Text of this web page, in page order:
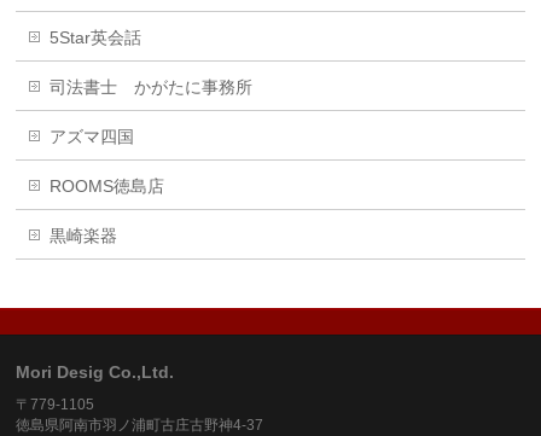
5Star英会話
司法書士 かがたに事務所
アズマ四国
ROOMS徳島店
黒崎楽器
Mori Desig Co.,Ltd.
〒779-1105
徳島県阿南市羽ノ浦町古庄古野神4-37